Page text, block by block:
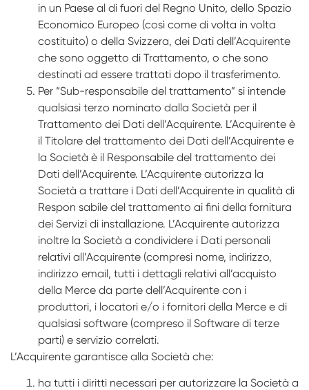
in un Paese al di fuori del Regno Unito, dello Spazio
Economico Europeo (così come di volta in volta
costituito) o della Svizzera, dei Dati dell’Acquirente
che sono oggetto di Trattamento, o che sono
destinati ad essere trattati dopo il trasferimento.
Per “Sub-responsabile del trattamento” si intende
qualsiasi terzo nominato dalla Società per il
Trattamento dei Dati dell’Acquirente. L’Acquirente è
il Titolare del trattamento dei Dati dell’Acquirente e
la Società è il Responsabile del trattamento dei
Dati dell’Acquirente. L’Acquirente autorizza la
Società a trattare i Dati dell’Acquirente in qualità di
Respon­ sabile del trattamento ai fini della fornitura
dei Servizi di installazione. L’Acquirente autorizza
inoltre la Società a condividere i Dati personali
relativi all’Acquirente (compresi nome, indirizzo,
indirizzo e­mail, tutti i dettagli relativi all’acquisto
della Merce da parte dell’Acquirente con i
produttori, i locatori e/o i fornitori della Merce e di
qualsiasi software (compreso il Software di terze
parti) e servizio correlati.
L’Acquirente garantisce alla Società che:
ha tutti i diritti necessari per autorizzare la Società a